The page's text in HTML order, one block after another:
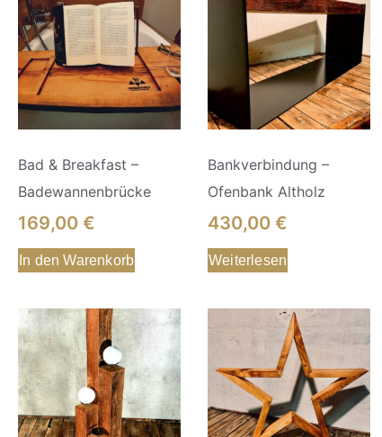
Bad & Breakfast –
Badewannenbrücke
169,00€
In den Warenkorb
Bankverbindung –
Ofenbank Altholz
430,00€
Weiterlesen